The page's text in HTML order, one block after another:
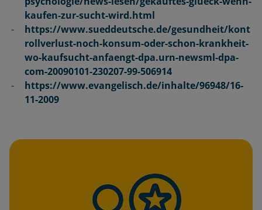
kaufen-zur-sucht-wird.html
https://www.sueddeutsche.de/gesundheit/kont
rollverlust-noch-konsum-oder-schon-krankheit-
wo-kaufsucht-anfaengt-dpa.urn-newsml-dpa-
com-20090101-230207-99-506914
https://www.evangelisch.de/inhalte/96948/16-
11-2009